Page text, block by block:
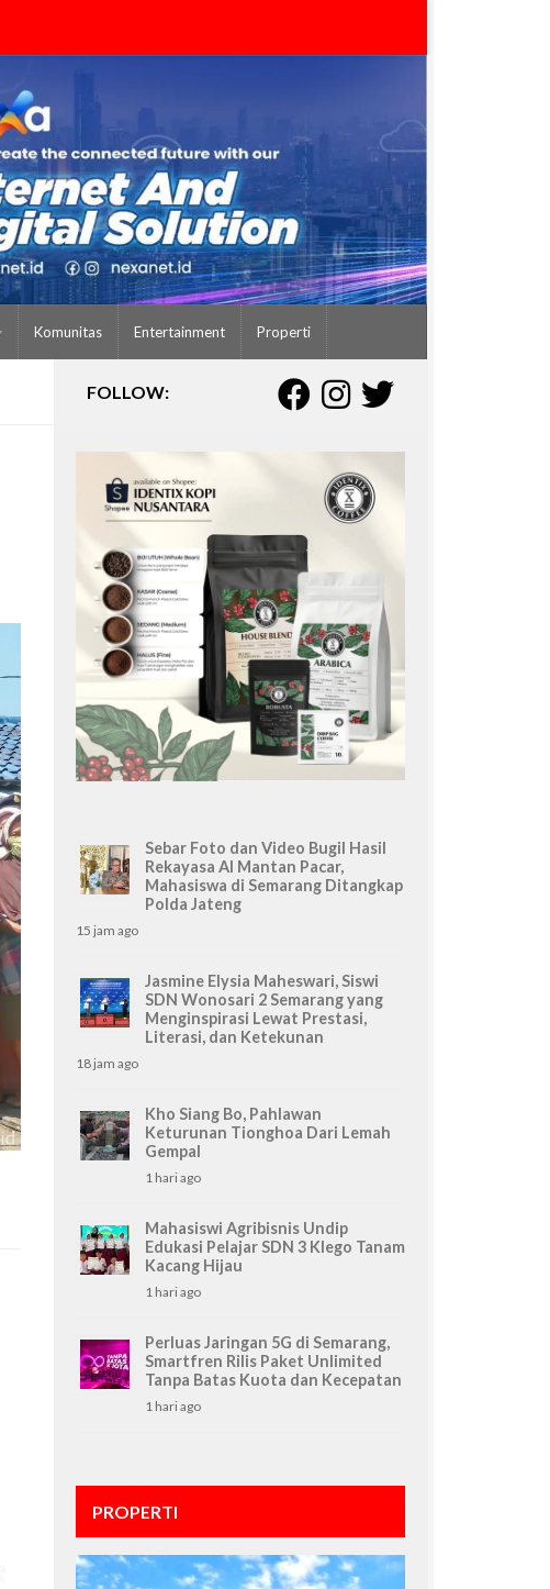
Komunitas Entertainment Properti
FOLLOW:
Sebar Foto dan Video Bugil Hasil
Rekayasa AI Mantan Pacar,
Mahasiswa di Semarang Ditangkap
Polda Jateng
15 jam ago
Jasmine Elysia Maheswari, Siswi
SDN Wonosari 2 Semarang yang
Menginspirasi Lewat Prestasi,
Literasi, dan Ketekunan
18 jam ago
Kho Siang Bo, Pahlawan
Keturunan Tionghoa Dari Lemah
Gempal
1 hari ago
Mahasiswi Agribisnis Undip
Edukasi Pelajar SDN 3 Klego Tanam
Kacang Hijau
1 hari ago
Perluas Jaringan 5G di Semarang,
Smartfren Rilis Paket Unlimited
Tanpa Batas Kuota dan Kecepatan
1 hari ago
PROPERTI